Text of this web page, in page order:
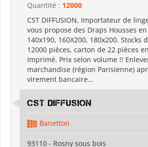
Quantité : 12000
CST DIFFUSION, Importateur de
vous propose des Draps Housses
140x190, 160X200, 180x200. Stocks
12000 pièces, carton de 22 pièces
Imprimé. Prix selon volume !!
marchandise (région Parisienne)
virement bancaire...
CST DIFFUSION
Banetton
93110 - Rosny sous bois